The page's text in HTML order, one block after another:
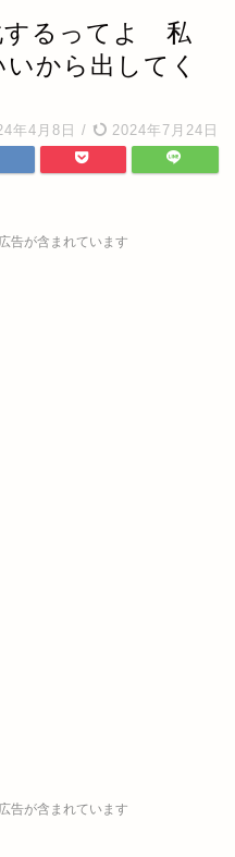
するってよ 私
から出してく
年4月8日 / 2024年7月24日
告が含まれています
告が含まれています